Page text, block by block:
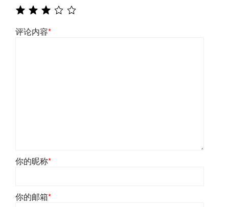
评论内容*
你的昵称*
你的邮箱*